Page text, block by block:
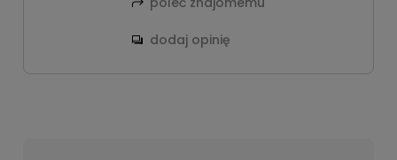
dodaj opinię